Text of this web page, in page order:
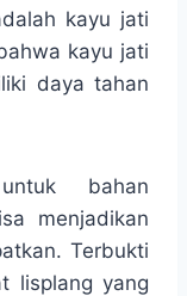
kayu jati
kayu jati
daya tahan
bahan
menjadikan
Terbukti
lisplang yang